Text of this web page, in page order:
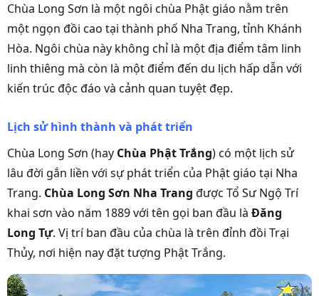
Chùa Long Sơn là một ngôi chùa Phật giáo nằm trên
một ngọn đồi cao tại thành phố Nha Trang, tỉnh Khánh
Hòa. Ngôi chùa này không chỉ là một địa điểm tâm linh
linh thiêng mà còn là một điểm đến du lịch hấp dẫn với
kiến trúc độc đáo và cảnh quan tuyệt đẹp.
Lịch sử hình thành và phát triển
Chùa Long Sơn (hay Chùa Phật Trắng) có một lịch sử
lâu đời gắn liền với sự phát triển của Phật giáo tại Nha
Trang. Chùa Long Sơn Nha Trang được Tổ Sư Ngộ Trí
khai sơn vào năm 1889 với tên gọi ban đầu là Đăng
Long Tự. Vị trí ban đầu của chùa là trên đỉnh đồi Trại
Thủy, nơi hiện nay đặt tượng Phật Trắng.